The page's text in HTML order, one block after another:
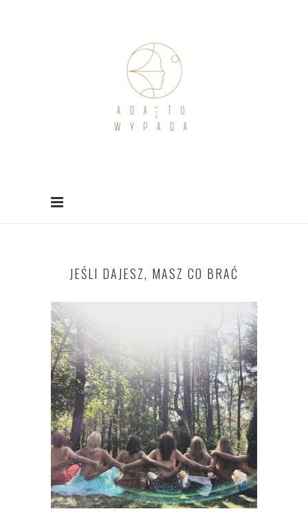
JEŚLI DAJESZ, MASZ CO BRAĆ